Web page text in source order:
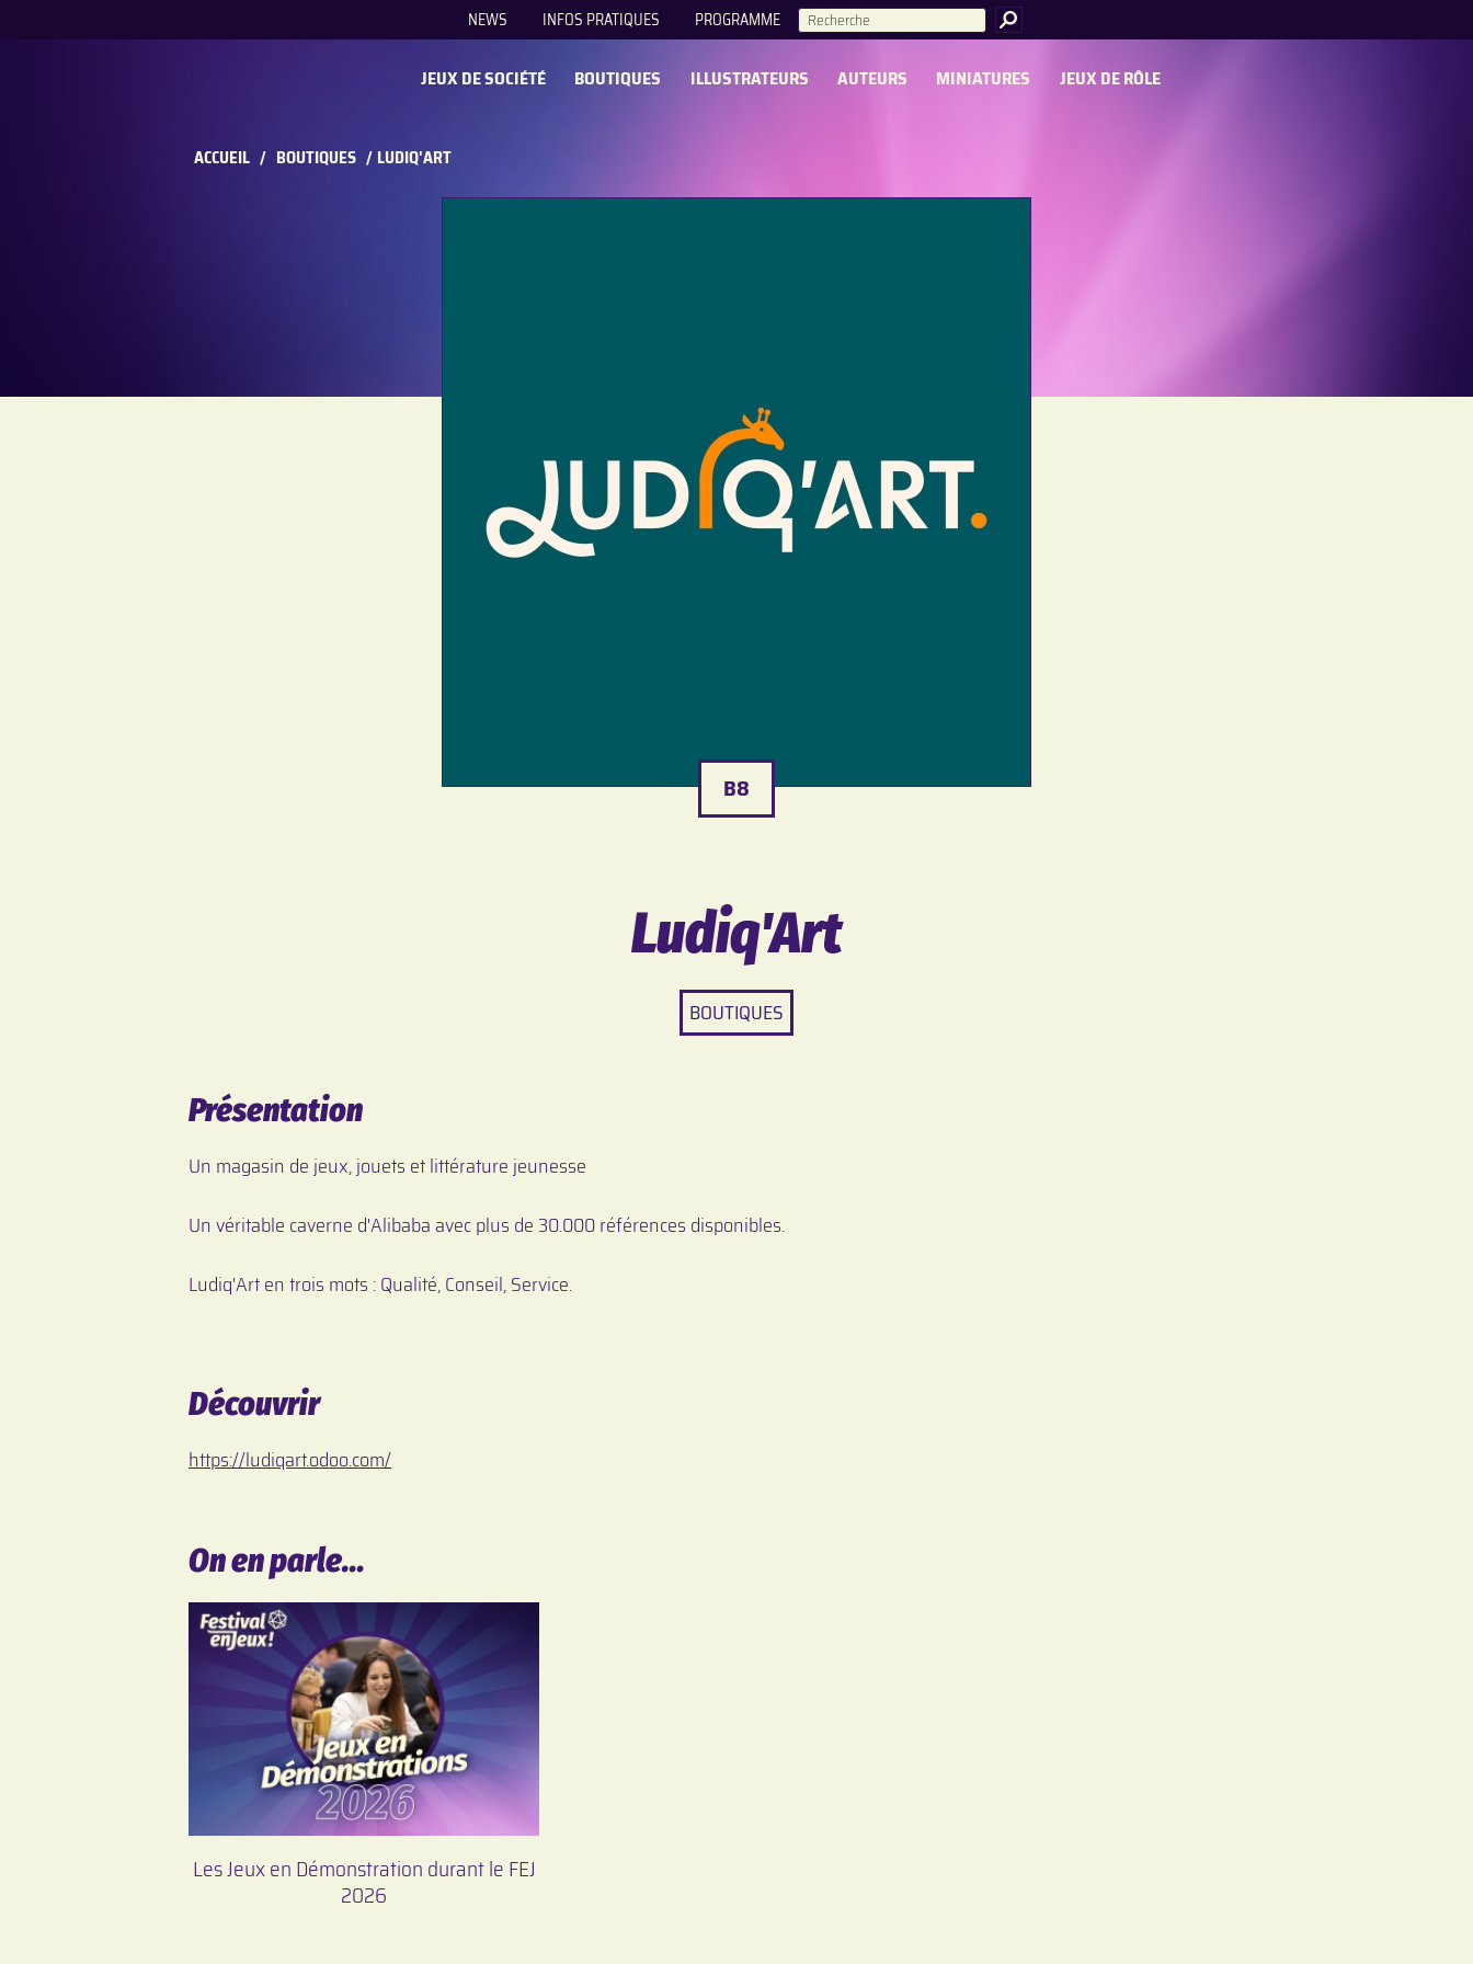
NEWS INFOS PRATIQUES PROGRAMME
RECHERCHE
JEUX DE SOCIÉTÉ BOUTIQUES ILLUSTRATEURS AUTEURS MINIATURES JEUX DE RÔLE
ACCUEIL / BOUTIQUES / LUDIQ'ART
B8
Ludiq'Art
BOUTIQUES
Présentation
Un magasin de jeux, jouets et littérature jeunesse
Un véritable caverne d'Alibaba avec plus de 30.000 références disponibles.
Ludiq'Art en trois mots : Qualité, Conseil, Service.
Découvrir
https://ludiqart.odoo.com/
On en parle…
Les Jeux en Démonstration durant le FEJ
2026